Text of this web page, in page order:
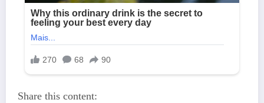
Share this content: